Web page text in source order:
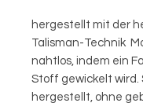
hergestellt mit der
Talisman-Technik
nahtlos, indem ein
Stoff gewickelt wird.
hergestellt, ohne